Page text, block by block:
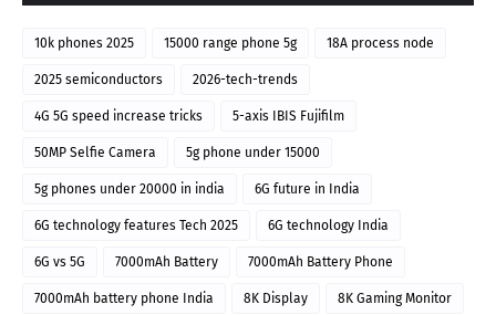
10k phones 2025 15000 range phone 5g 18A process node
2025 semiconductors 2026-tech-trends
4G 5G speed increase tricks 5-axis IBIS Fujifilm
50MP Selfie Camera 5g phone under 15000
5g phones under 20000 in india 6G future in India
6G technology features Tech 2025 6G technology India
6G vs 5G 7000mAh Battery 7000mAh Battery Phone
7000mAh battery phone India 8K Display 8K Gaming Monitor